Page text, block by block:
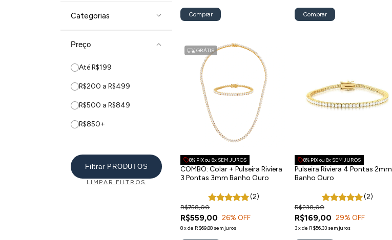
Categorias
Preço
Até R$199
R$200 a R$499
R$500 a R$849
R$850+
Filtrar PRODUTOS
LIMPAR FILTROS
Comprar Comprar
GRÁTIS
8% PIX ou 8x SEM JUROS
COMBO: Colar + Pulseira Riviera
3 Pontas 3mm Banho Ouro
(2)
R$559,00
R$758,00
26% OFF
8xde R$69,88 sem juros
8% PIX ou 8x SEM JUROS
Pulseira Riviera 4 Pontas 2mm
Banho Ouro
(2)
R$169,00
R$238,00
29% OFF
3xde R$56,33 sem juros